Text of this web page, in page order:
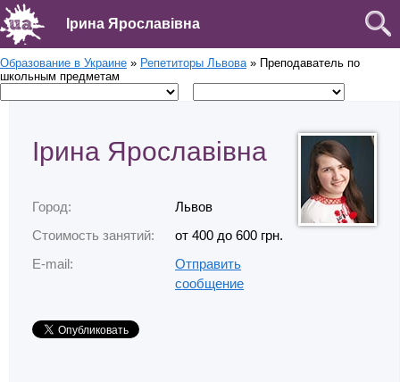
Ірина Ярославівна
Образование в Украине » Репетиторы Львова» Преподаватель по
школьным предметам
Ірина Ярославівна
Город:
Львов
Стоимость занятий:
от 400 до 600 грн.
E-mail:
Отправить
сообщение